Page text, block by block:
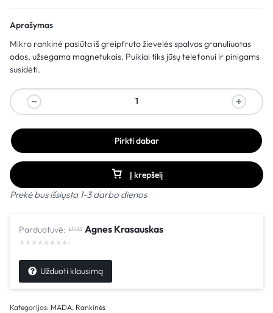
Aprašymas
Mikro rankinė pasiūta iš greipfrutožievelėsspalvosgranuliuotas
odos, užsegama magnetukais. Puikiai tiks jūsų telefonui ir pinigams
susidėti.
Į krepšelį
Pirkti dabar
Prekė bus išsiųsta 1-3 darbo dienos
Parduotuvė: Agnes Krasauskas
Užduoti klausimą
Kategorijos: MADA, Rankinės